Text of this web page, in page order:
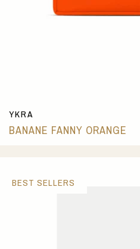
YKRA
BANANE FANNY ORANGE
BEST SELLERS